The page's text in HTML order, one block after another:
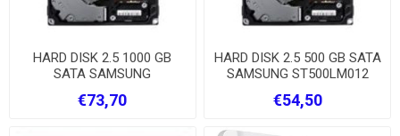
HARD DISK 2.5 1000 GB
SATA SAMSUNG
€73,70
HARD DISK 2.5 500 GB SATA
SAMSUNG ST500LM012
€54,50